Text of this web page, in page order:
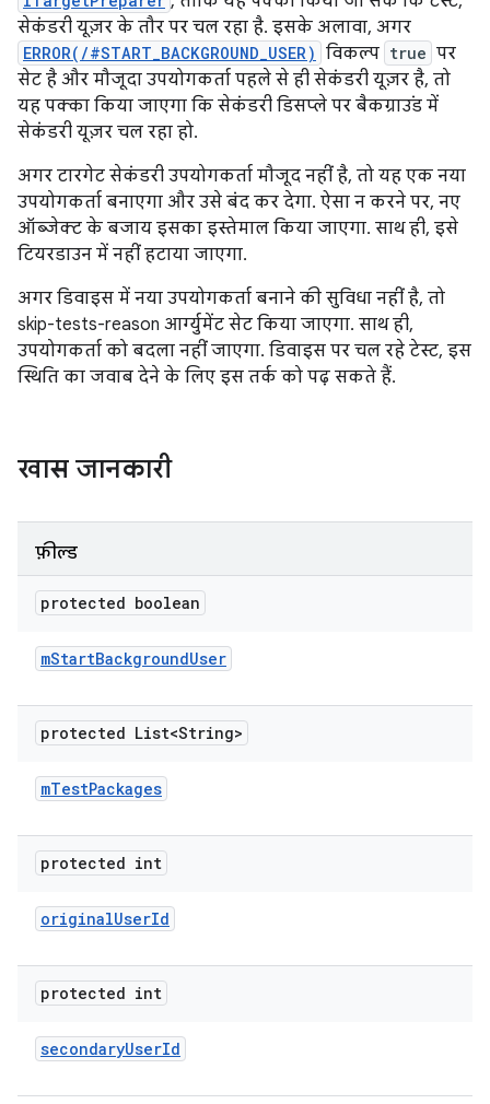
सेकंडरी यूज़र के तौर पर चल रहा है. इसके अलावा, अगर
ERROR(/#START_BACKGROUND_USER) विकल्प true पर
सेट है और मौजूदा उपयोगकर्ता पहले से ही सेकंडरी यूज़र है, तो
यह पक्का किया जाएगा कि सेकंडरी डिसप्ले पर बैकग्राउंड में
सेकंडरी यूज़र चल रहा हो.
अगर टारगेट सेकंडरी उपयोगकर्ता मौजूद नहीं है, तो यह एक नया
उपयोगकर्ता बनाएगा और उसे बंद कर देगा. ऐसा न करने पर, नए
ऑब्जेक्ट के बजाय इसका इस्तेमाल किया जाएगा. साथ ही, इसे
टियरडाउन में नहीं हटाया जाएगा.
अगर डिवाइस में नया उपयोगकर्ता बनाने की सुविधा नहीं है, तो
skip-tests-reason आर्ग्युमेंट सेट किया जाएगा. साथ ही,
उपयोगकर्ता को बदला नहीं जाएगा. डिवाइस पर चल रहे टेस्ट, इस
स्थिति का जवाब देने के लिए इस तर्क को पढ़ सकते हैं.
खास जानकारी
फ़ील्ड
protected boolean
mStartBackgroundUser
protected List<String>
mTestPackages
protected int
originalUserId
protected int
secondaryUserId